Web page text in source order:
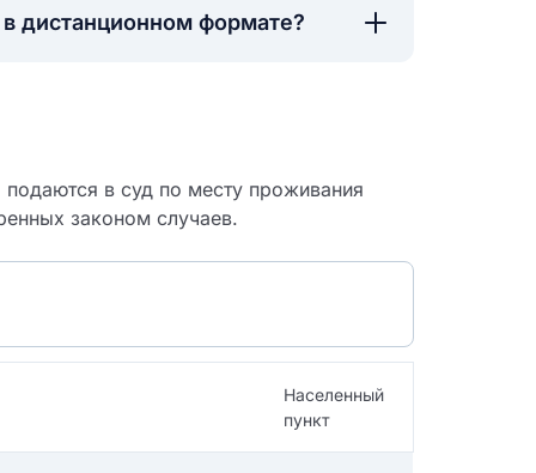
дистанционном формате?
в суд по месту проживания
законом случаев.
Населенный
пункт